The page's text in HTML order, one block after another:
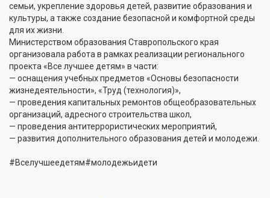
семьи, укрепление здоровья детей, развитие образования и
культуры, а также создание безопасной и комфортной среды
для их жизни.
Министерством образования Ставропольского края
организовала работа в рамках реализации регионального
проекта «Все лучшее детям» в части:
— оснащения учебных предметов «Основы безопасности
жизнедеятельности», «Труд (технология)»,
— проведения капитальных ремонтов общеобразовательных
организаций, адресного строительства школ,
— проведения антитеррористических мероприятий,
— развития дополнительного образования детей и молодежи.
#Вселучшеедетям#молодежьидети